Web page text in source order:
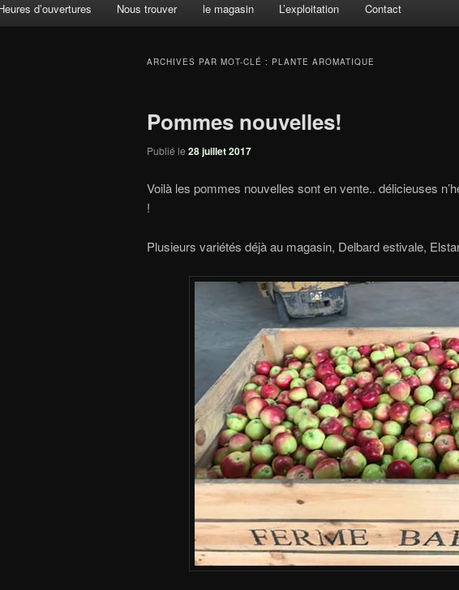
d’ouvertures Nous trouver le magasin L’exploitation Contact
ARCHIVES PAR MOT-CLÉ : PLANTE AROMATIQUE
Pommes nouvelles!
Publié le 28 juillet 2017
Voilà les pommes nouvelles sont en vente.. délicieuses
!
Plusieurs variétés déjà au magasin, Delbard estivale,